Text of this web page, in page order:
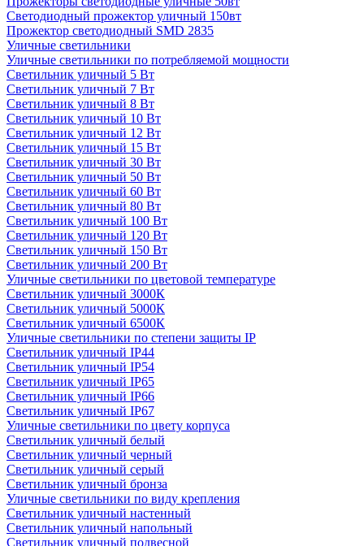
Светодиодный прожектор уличный 150вт
Прожектор светодиодный SMD 2835
Уличные светильники
Уличные светильники по потребляемой мощности
Светильник уличный 5 Вт
Светильник уличный 7 Вт
Светильник уличный 8 Вт
Светильник уличный 10 Вт
Светильник уличный 12 Вт
Светильник уличный 15 Вт
Светильник уличный 30 Вт
Светильник уличный 50 Вт
Светильник уличный 60 Вт
Светильник уличный 80 Вт
Светильник уличный 100 Вт
Светильник уличный 120 Вт
Светильник уличный 150 Вт
Светильник уличный 200 Вт
Уличные светильники по цветовой температуре
Cветильник уличный 3000К
Cветильник уличный 5000К
Cветильник уличный 6500К
Уличные светильники по степени защиты IP
Светильник уличный IP44
Светильник уличный IP54
Светильник уличный IP65
Светильник уличный IP66
Светильник уличный IP67
Уличные светильники по цвету корпуса
Светильник уличный белый
Светильник уличный черный
Светильник уличный серый
Светильник уличный бронза
Уличные светильники по виду крепления
Светильник уличный настенный
Светильник уличный напольный
Светильник уличный подвесной